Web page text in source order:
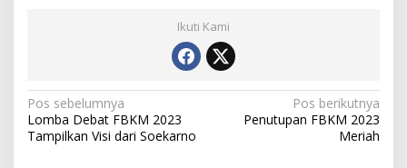
Ikuti Kami
N
a
Pos sebelumnya
Lomba Debat FBKM 2023
Tampilkan Visi dari Soekarno
Pos berikutnya
Penutupan FBKM 2023
Meriah